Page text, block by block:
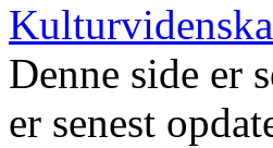
Denne side er
er senest